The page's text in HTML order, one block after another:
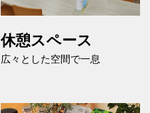
休憩スペース
広々とした空間で一息